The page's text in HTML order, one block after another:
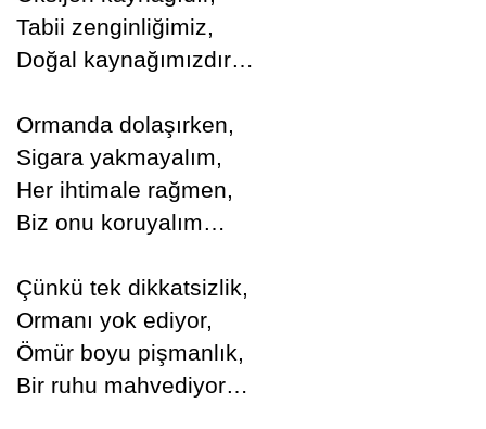
Tabii zenginliğimiz,
Doğal kaynağımızdır…
Ormanda dolaşırken,
Sigara yakmayalım,
Her ihtimale rağmen,
Biz onu koruyalım…
Çünkü tek dikkatsizlik,
Ormanı yok ediyor,
Ömür boyu pişmanlık,
Bir ruhu mahvediyor…